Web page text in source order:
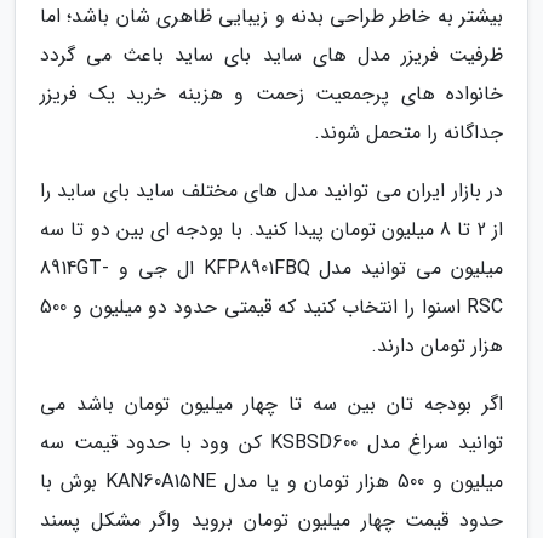
بیشتر به خاطر طراحی بدنه و زیبایی ظاهری شان باشد؛ اما
ظرفیت فریزر مدل های ساید بای ساید باعث می گردد
خانواده های پرجمعیت زحمت و هزینه خرید یک فریزر
جداگانه را متحمل شوند.
در بازار ایران می توانید مدل های مختلف ساید بای ساید را
از 2 تا 8 میلیون تومان پیدا کنید. با بودجه ای بین دو تا سه
میلیون می توانید مدل KFP8901FBQ ال جی و 8914GT-
RSC اسنوا را انتخاب کنید که قیمتی حدود دو میلیون و 500
هزار تومان دارند.
اگر بودجه تان بین سه تا چهار میلیون تومان باشد می
توانید سراغ مدل KSBSD600 کن وود با حدود قیمت سه
میلیون و 500 هزار تومان و یا مدل KAN60A15NE بوش با
حدود قیمت چهار میلیون تومان بروید واگر مشکل پسند